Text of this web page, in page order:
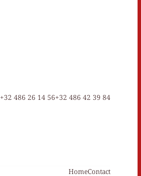
+32 486 26 14 56+32 486 42 39 84
HomeContact